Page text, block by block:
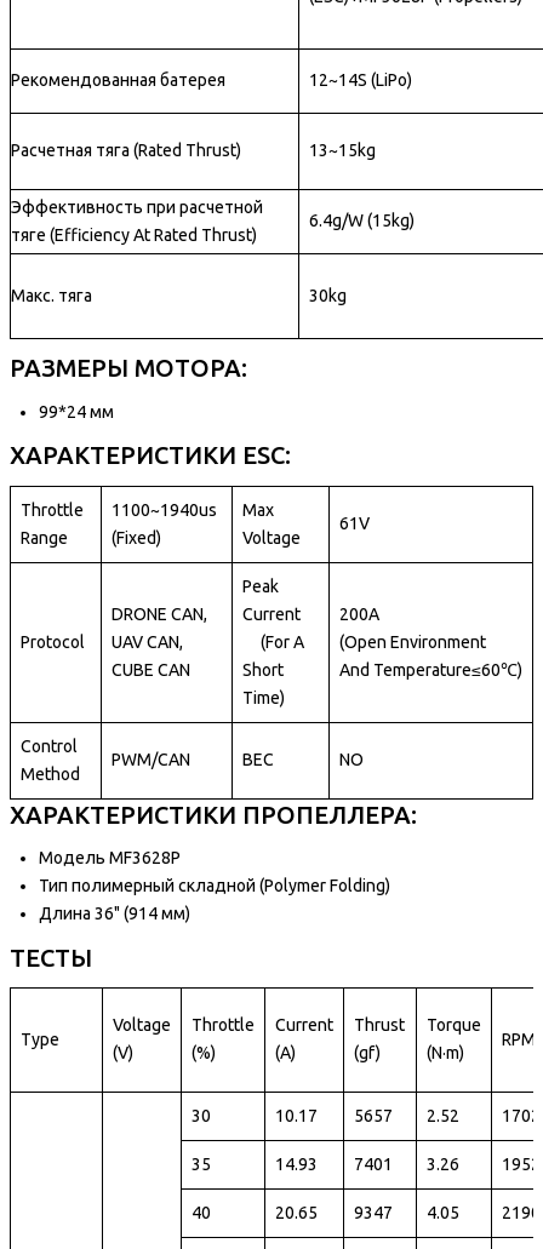
Рекомендованная батерея 12~14S (LiPo)
Расчетная тяга (Rated Thrust) 13~15kg
Эффективность при расчетной
тяге (Efficiency At Rated Thrust)
6.4g/W (15kg)
Макс. тяга 30kg
РАЗМЕРЫ МОТОРА:
99*24 мм
ХАРАКТЕРИСТИКИ ESC:
Throttle
Range
1100~1940us
(Fixed)
Max
Voltage
61V
Protocol
DRONE CAN,
UAV CAN,
CUBE CAN
Peak
Current
(For A
Short
Time)
200A
(Open Environment
And Temperature≤60℃)
Control
Method
PWM/CAN BEC NO
ХАРАКТЕРИСТИКИ ПРОПЕЛЛЕРА:
Модель MF3628P
Тип полимерный складной (Polymer Folding)
Длина 36" (914 мм)
ТЕСТЫ
Type
Voltage
(V)
Throttle
(%)
Current
(A)
Thrust
(gf)
Torque
(N·m)
RPM
30 10.17 5657 2.52 1702
35 14.93 7401 3.26 1952
40 20.65 9347 4.05 2190